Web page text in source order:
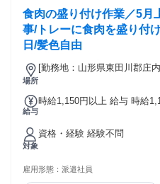
食肉の盛り付け作業／5月
事/トレーに食肉を盛り付
日/髪色自由
場所
[勤務地：山形県東田川郡庄
給与
時給1,150円以上 給与 時給
対象
資格・経験 経験不問
雇用形態： 派遣社員